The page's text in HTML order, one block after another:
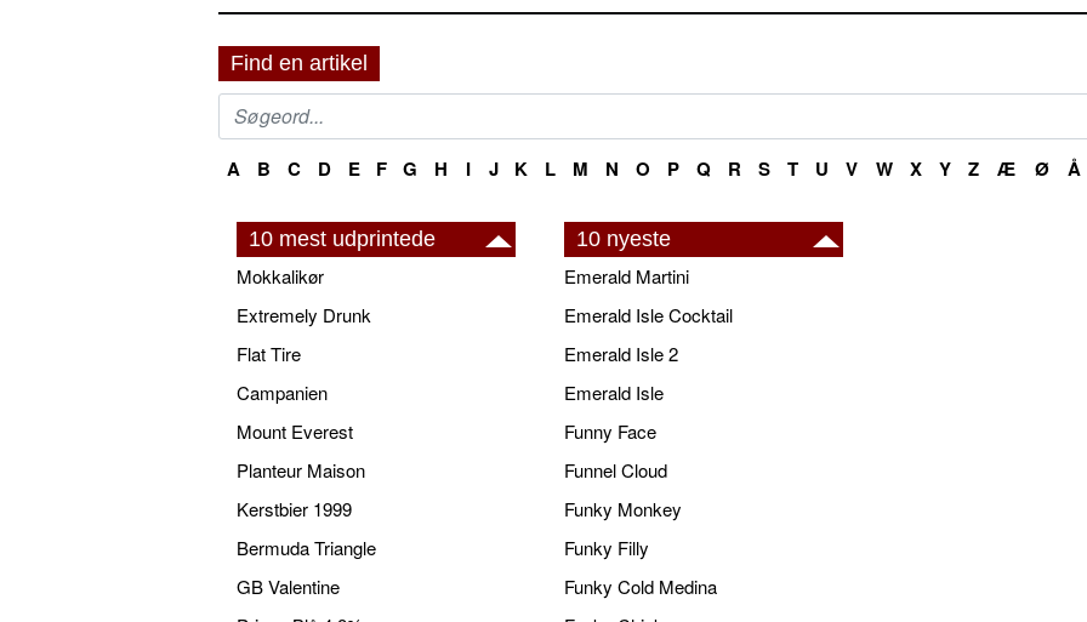
Find en artikel
A B C D E F G H I J K L M N O P Q R S T U V W X Y Z Æ Ø Å
10 mest udprintede
Mokkalikør
Extremely Drunk
Flat Tire
Campanien
Mount Everest
Planteur Maison
Kerstbier 1999
Bermuda Triangle
GB Valentine
10 nyeste
Emerald Martini
Emerald Isle Cocktail
Emerald Isle 2
Emerald Isle
Funny Face
Funnel Cloud
Funky Monkey
Funky Filly
Funky Cold Medina